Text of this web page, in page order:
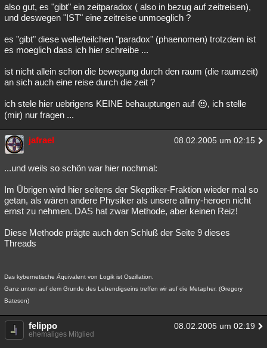
also gut, es "gibt" ein zeitparadox ( also in bezug auf zeitreisen),
und deswegen "IST" eine zeitreise unmoeglich ?
es "gibt" diese welle/teilchen "paradox" (phaenomen) trotzdem ist
es moeglich dass ich hier schreibe ...
ist nicht allein schon die bewegung durch den raum (die raumzeit)
an sich auch eine reise durch die zeit ?
ich stele hier uebrigens KEINE behauptungen auf
, ich stelle
(mir) nur fragen ...
jafrael 08.02.2005 um 02:15
...und weils so schön war hier nochmal:
Im Übrigen wird hier seitens der Skeptiker-Fraktion wieder mal so
getan, als wären andere Physiker als unsere allmy-heroen nicht
ernst zu nehmen. DAS hat zwar Methode, aber keinen Reiz!
Diese Methode prägte auch den Schluß der Seite 9 dieses
Threads
Das kybernetische Äquivalent von Logik ist Oszillation.
Ganz unten auf dem Grunde des Lebendigseins treffen wir auf die Metapher. (Gregory
Bateson)
felippo 08.02.2005 um 02:19
ehemaliges Mitglied